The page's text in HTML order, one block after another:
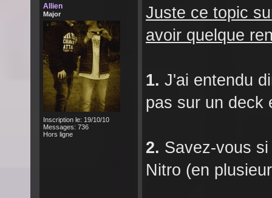
Allien
Major
Inscription le: 19/10/10
Messages: 736
Hors ligne
Juste ce topic
avoir quelque
1. J'ai entendu
pas sur un deck
2. Savez-vous
Nitro (en